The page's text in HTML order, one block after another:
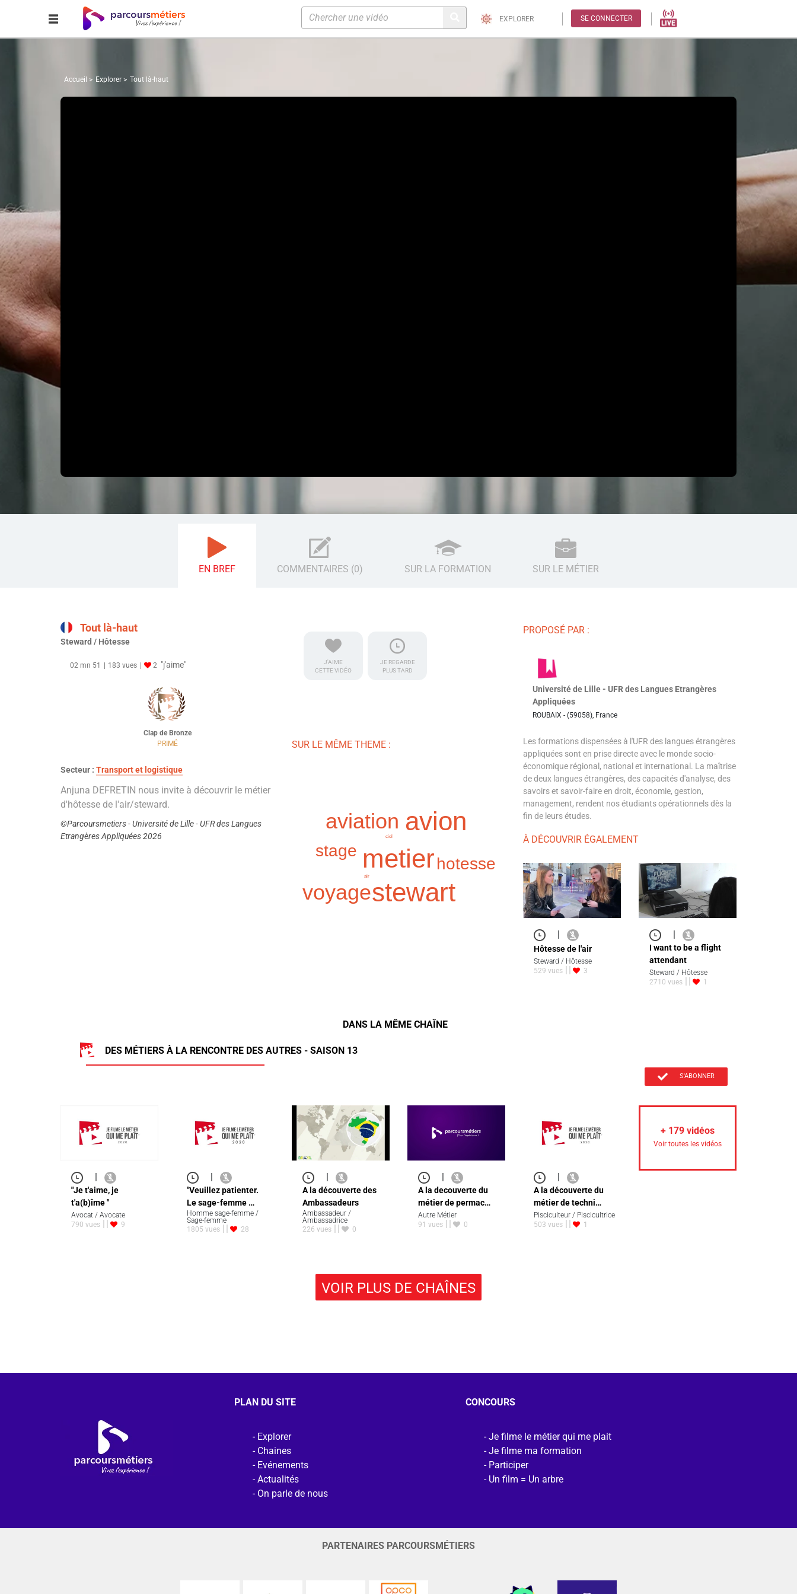
EXPLORER SE CONNECTER
Accueil Explorer Tout là-haut
EN BREF COMMENTAIRES (0) SUR LA FORMATION SUR LE MÉTIER
Tout là-haut
Steward / Hôtesse
02 mn 51 183 vues 2 "j'aime"
Clap de Bronze
PRIMÉ
Secteur : Transport et logistique
Anjuna DEFRETIN nous invite à découvrir le métier
d'hôtesse de l'air/steward.
©Parcoursmetiers - Université de Lille - UFR des Langues
Etrangères Appliquées 2026
J'AIME
CETTE VIDÉO
JE REGARDE
PLUS TARD
SUR LE MÊME THEME :
metier
stewart
avion
voyage
aviation
stage
hotesse
air
ciel
PROPOSÉ PAR :
Université de Lille - UFR des Langues Etrangères
Appliquées
ROUBAIX - (59058), France
Les formations dispensées à l'UFR des langues étrangères
appliquées sont en prise directe avec le monde socio-
économique régional, national et international. La maîtrise
de deux langues étrangères, des capacités d'analyse, des
savoirs et savoir-faire en droit, économie, gestion,
management, rendent nos étudiants opérationnels dès la
fin de leurs études.
À DÉCOUVRIR ÉGALEMENT
Hôtesse de l'air
Steward / Hôtesse
529 vues
3
I want to be a flight
attendant
Steward / Hôtesse
2710 vues
1
DANS LA MÊME CHAÎNE
DES MÉTIERS À LA RENCONTRE DES AUTRES - SAISON 13
S'ABONNER
"Je t'aime, je
t'a(b)îme "
Avocat / Avocate
790 vues
9
"Veuillez patienter.
Le sage-femme …
Homme sage-femme /
Sage-femme
1805 vues
28
A la découverte des
Ambassadeurs
Ambassadeur /
Ambassadrice
226 vues
0
|
A la decouverte du
métier de permac…
Autre Métier
91 vues
0
A la découverte du
métier de techni…
Pisciculteur / Piscicultrice
503 vues
1
+ 179 vidéos
Voir toutes les vidéos
VOIR PLUS DE CHAÎNES
PLAN DU SITE
Explorer
Chaines
Evénements
Actualités
On parle de nous
CONCOURS
Je filme le métier qui me plait
Je filme ma formation
Participer
Un film = Un arbre
PARTENAIRES PARCOURSMÉTIERS